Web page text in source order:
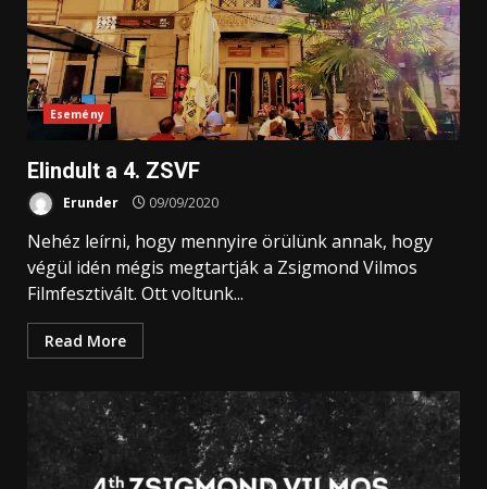
Esemény
Elindult a 4. ZSVF
Erunder 09/09/2020
Nehéz leírni, hogy mennyire örülünk annak, hogy
végül idén mégis megtartják a Zsigmond Vilmos
Filmfesztivált. Ott voltunk...
Read More